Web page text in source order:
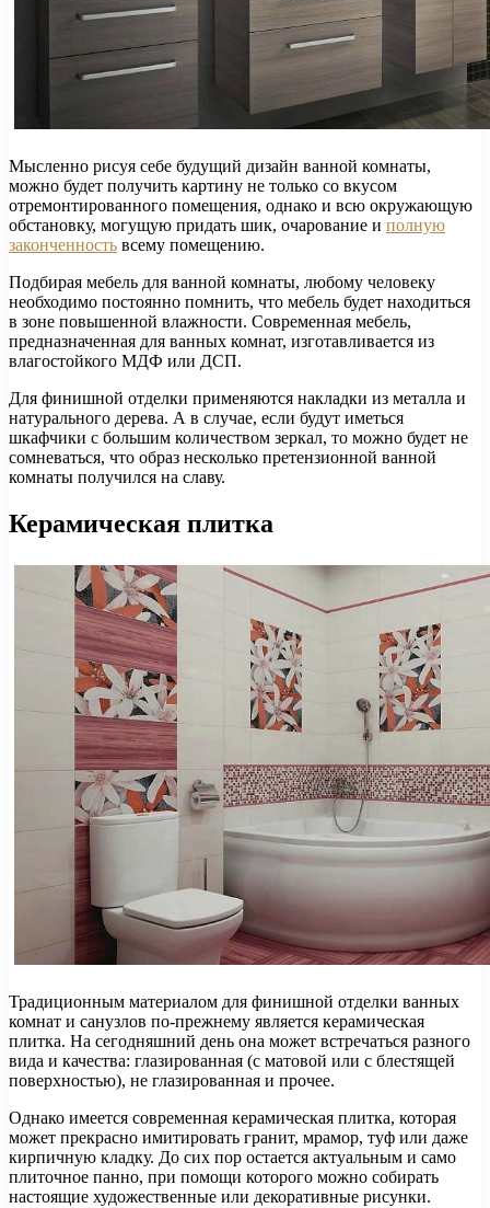
Мысленно рисуя себе будущий дизайн ванной комнаты,
можно будет получить картину не только со вкусом
отремонтированного помещения, однако и всю окружающую
обстановку, могущую придать шик, очарование и полную
законченность всему помещению.
Подбирая мебель для ванной комнаты, любому человеку
необходимо постоянно помнить, что мебель будет находиться
в зоне повышенной влажности. Современная мебель,
предназначенная для ванных комнат, изготавливается из
влагостойкого МДФ или ДСП.
Для финишной отделки применяются накладки из металла и
натурального дерева. А в случае, если будут иметься
шкафчики с большим количеством зеркал, то можно будет не
сомневаться, что образ несколько претензионной ванной
комнаты получился на славу.
Керамическая плитка
Традиционным материалом для финишной отделки ванных
комнат и санузлов по-прежнему является керамическая
плитка. На сегодняшний день она может встречаться разного
вида и качества: глазированная (с матовой или с блестящей
поверхностью), не глазированная и прочее.
Однако имеется современная керамическая плитка, которая
может прекрасно имитировать гранит, мрамор, туф или даже
кирпичную кладку. До сих пор остается актуальным и само
плиточное панно, при помощи которого можно собирать
настоящие художественные или декоративные рисунки.